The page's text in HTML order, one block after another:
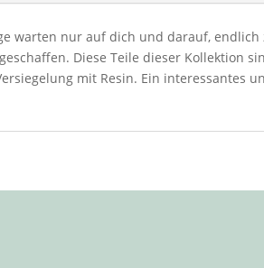
warten nur auf dich und darauf, endlich
Diese Teile dieser Kollektion
mit Resin. Ein interessantes